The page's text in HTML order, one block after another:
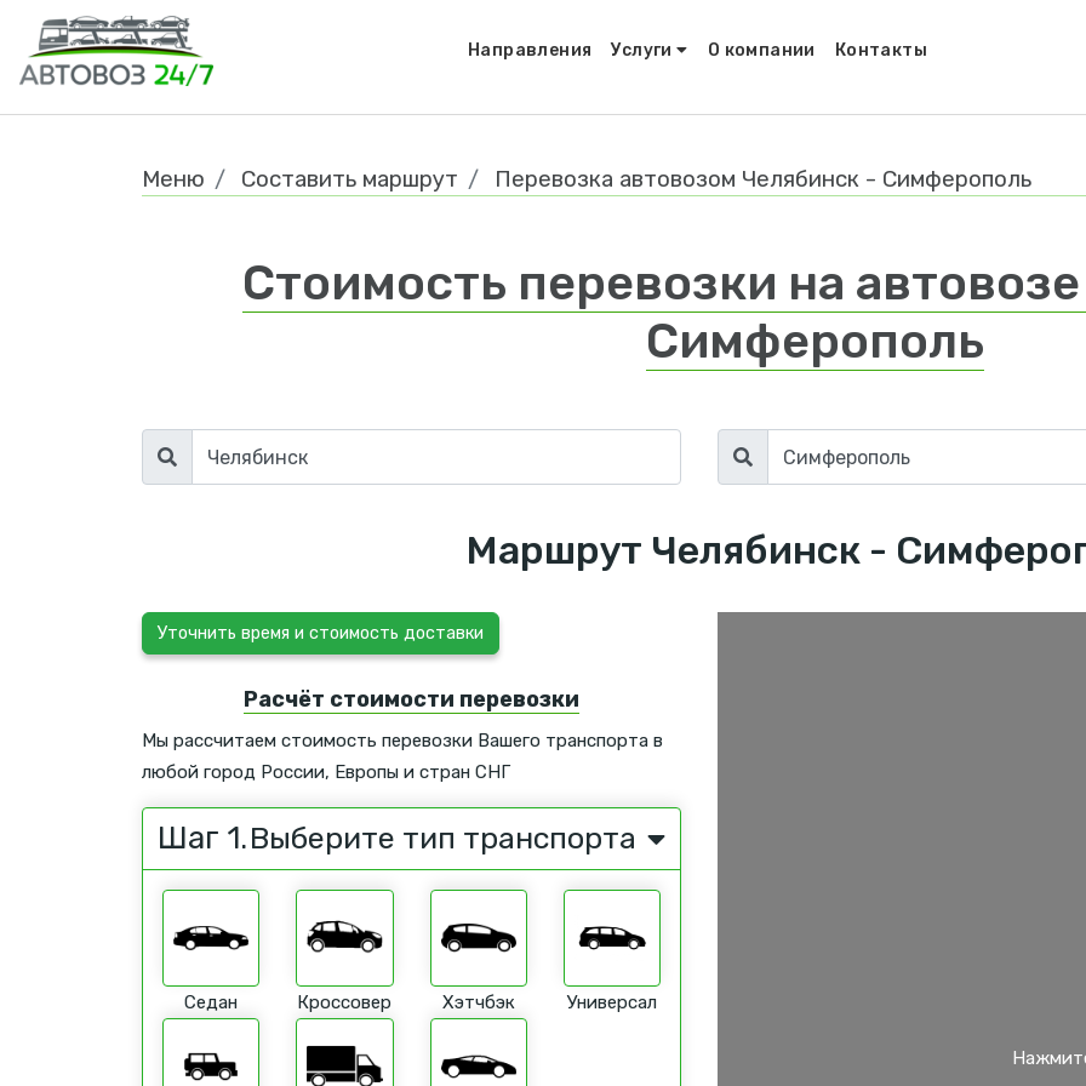
Направления Услуги О компании Контакты
Меню Составить маршрут Перевозка автовозом Челябинск - Симферополь
Стоимость перевозки на
Симферополь
Маршрут Челябинск -
Уточнить время и стоимость доставки
Расчёт стоимости перевозки
Мы рассчитаем стоимость перевозки Вашего транспорта в
любой город России, Европы и стран СНГ
Шаг 1.Выберите тип транспорта
Седан Кроссовер Хэтчбэк Универсал